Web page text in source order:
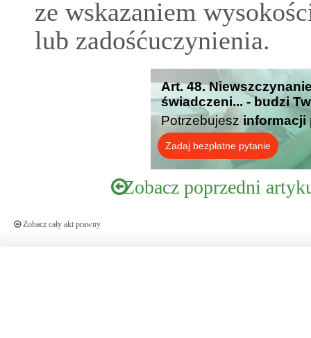
ze wskazaniem
lub zadośćuczynienia.
Art. 48.
świadczeni... - budzi
Potrzebujesz informacji
Zadaj bezpłatne pytanie
Zobacz poprzedni
Zobacz cały akt prawny